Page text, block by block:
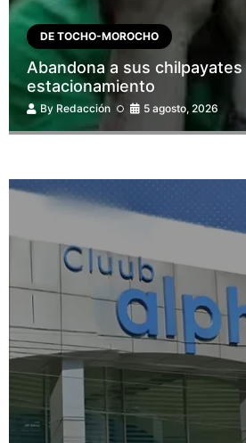
DE TOCHO-MOROCHO
Abandona a sus chilpayates
estacionamiento
By Redacción 5 agosto, 2026